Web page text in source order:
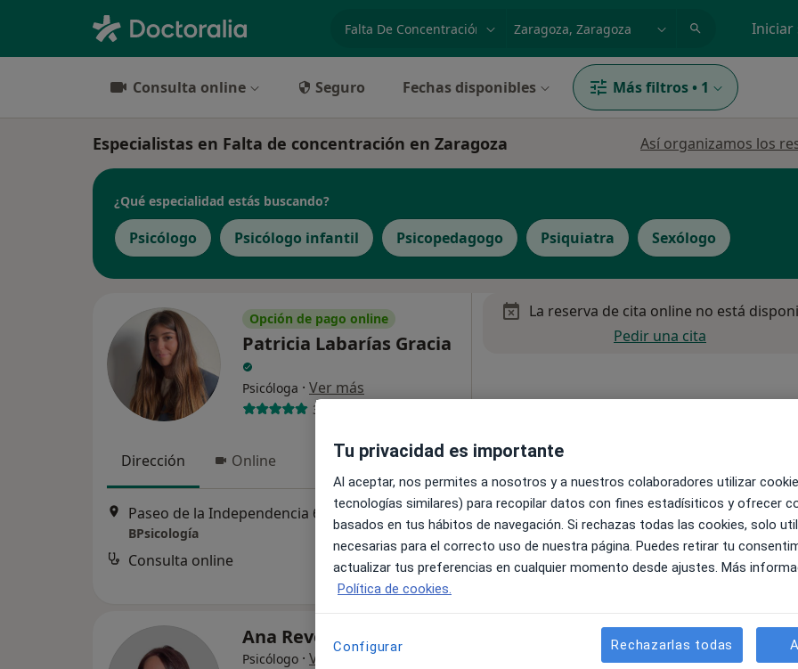
especialidad, enfermedad o nombre Iniciar
Consulta online Seguro Fechas disponibles Más filtros • 1
Especialistas en Falta de concentración en Zaragoza Así organizamos los
¿Qué especialidad estás buscando?
Psicólogo Psicólogo infantil Psicopedagogo Psiquiatra Sexólogo
Opción de pago online
Patricia Labarías Gracia
Psicóloga · Ver más
33 opiniones
Dirección Online
Paseo de la Independencia 6, Zaragoza• Mapa
BPsicología
Consulta online 60 €
La reserva de cita online no está
Pedir una cita
Ana Revenga
Psicólogo · Ver más
La reserva de cita online no está
Pedir una cita
Tu privacidad es importante
Al aceptar, nos permites a nosotros y a nuestros colaboradores utilizar
tecnologías similares) para recopilar datos con fines estadísiticos y ofrecer
basados en tus hábitos de navegación. Si rechazas todas las cookies, solo
necesarias para el correcto uso de nuestra página. Puedes retirar tu
actualizar tus preferencias en cualquier momento desde ajustes. Más
Política de cookies.
Configurar Rechazarlas todas